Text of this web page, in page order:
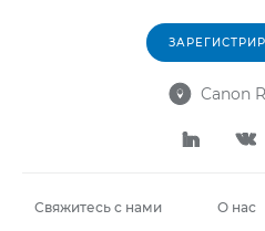
 Canon
 
Свяжитесь с нами О нас